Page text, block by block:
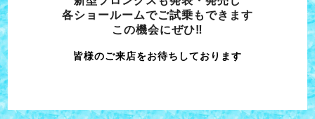
各ショールームでご試乗もできます
この機会にぜひ‼
皆様のご来店をお待ちしております